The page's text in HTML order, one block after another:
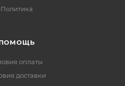
Политика
оплаты
доставки